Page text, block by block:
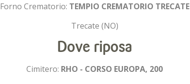
Forno Crematorio: TEMPIO CREMATORIO TRECATE
Trecate (NO)
Dove riposa
Cimitero: RHO - CORSO EUROPA, 200